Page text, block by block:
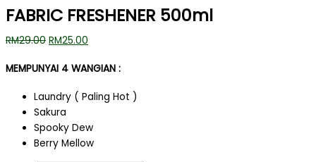
FABRIC FRESHENER 500ml
RM29.00 RM25.00
MEMPUNYAI 4 WANGIAN :
Laundry ( Paling Hot )
Sakura
Spooky Dew
Berry Mellow